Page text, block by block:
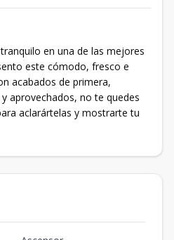
en una de las mejores
este cómodo, fresco e
acabados de primera,
aprovechados, no te quedes
aclarártelas y mostrarte tu